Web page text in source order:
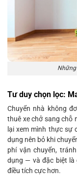
Những
Tư duy chọn lọc:
Chuyển nhà không
thuê xe chở sang chỗ
lại xem mình thực sự
dụng nên bỏ khi
phí vận chuyển,
dụng — và đặc biệt là
điều tích cực hơn.